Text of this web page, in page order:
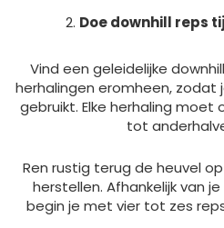
Doe downhill reps
Vind een geleidelijke
herhalingen eromheen,
gebruikt. Elke herhaling moet
tot
Ren rustig terug de heuvel
herstellen. Afhankelijk van
begin je met vier tot zes